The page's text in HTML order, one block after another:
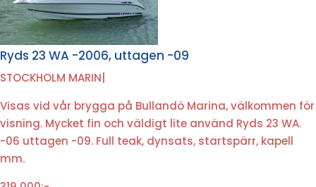
Ryds 23 WA -2006, uttagen -09
STOCKHOLM MARIN
Visas vid vår brygga på Bullandö Marina, välkommen för
visning. Mycket fin och väldigt lite använd Ryds 23 WA.
-06 uttagen -09. Full teak, dynsats, startspärr, kapell
mm.